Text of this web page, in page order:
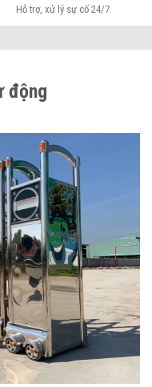
Hỗ trợ, xử lý sự cố 24/7
động